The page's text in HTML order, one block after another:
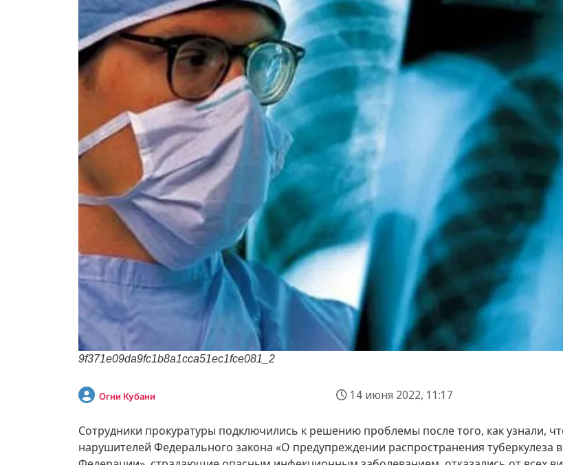
9f371e09da9fc1b8a1cca51ec1fce081_2
Огни Кубани 14 июня 2022, 11:17
Сотрудники прокуратуры подключились к решению проблемы после того, как узнали,
нарушителей Федерального закона «О предупреждении распространения туберкулеза